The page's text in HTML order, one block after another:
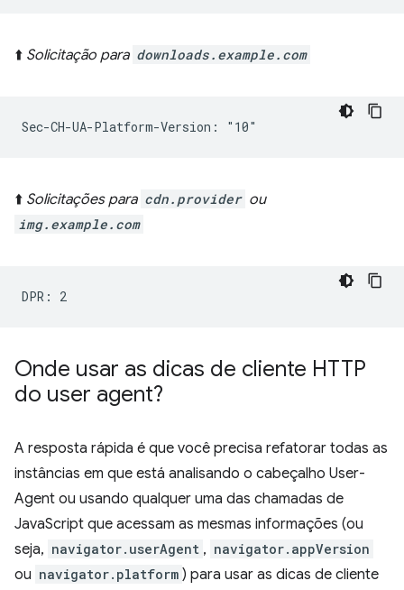
⬆️ Solicitação para downloads.example.com
⬆️ Solicitações para cdn.provider ou
img.example.com
Onde usar as dicas de cliente HTTP
do user agent?
A resposta rápida é que você precisa refatorar todas as
instâncias em que está analisando o cabeçalho User-
Agent ou usando qualquer uma das chamadas de
JavaScript que acessam as mesmas informações (ou
seja, navigator.userAgent , navigator.appVersion
ou navigator.platform ) para usar as dicas de cliente